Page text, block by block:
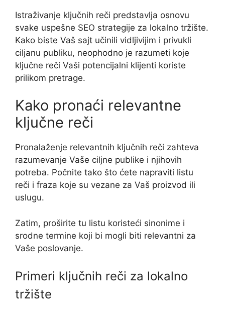
Istraživanje ključnih reči predstavlja osnovu
svake uspešne SEO strategije za lokalno tržište.
Kako biste Vaš sajt učinili vidljivijim i privukli
ciljanu publiku, neophodno je razumeti koje
ključne reči Vaši potencijalni klijenti koriste
prilikom pretrage.
Kako pronaći relevantne
ključne reči
Pronalaženje relevantnih ključnih reči zahteva
razumevanje Vaše ciljne publike i njihovih
potreba. Počnite tako što ćete napraviti listu
reči i fraza koje su vezane za Vaš proizvod ili
uslugu.
Zatim, proširite tu listu koristeći sinonime i
srodne termine koji bi mogli biti relevantni za
Vaše poslovanje.
Primeri ključnih reči za lokalno
tržište